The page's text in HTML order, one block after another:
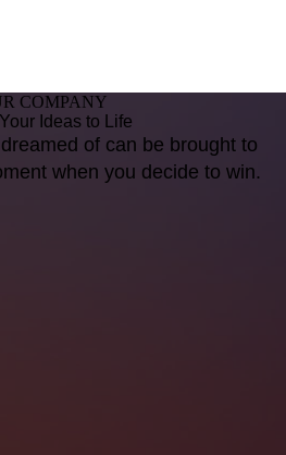
COMPANY
Ideas to Life
of can be brought to
when you decide to win.